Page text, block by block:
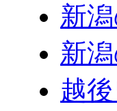
新
新
越